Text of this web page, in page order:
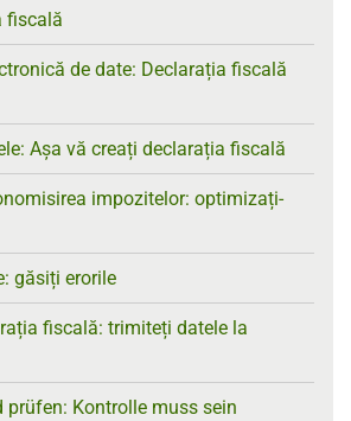
fiscală
de date: Declarația fiscală
Așa vă creați declarația fiscală
impozitelor: optimizați-
găsiți erorile
fiscală: trimiteți datele la
prüfen: Kontrolle muss sein